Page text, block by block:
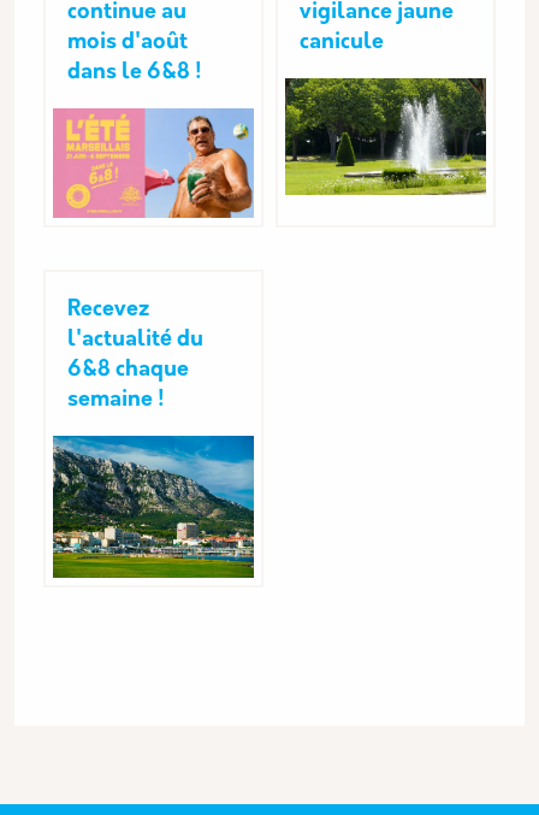
continue au
mois d'août
dans le 6&8 !
vigilance jaune
canicule
Recevez
l'actualité du
6&8 chaque
semaine !